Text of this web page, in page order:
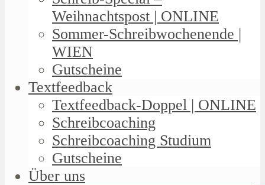
Weihnachtspost | ONLINE
Sommer-Schreibwochenende |
WIEN
Gutscheine
Textfeedback
Textfeedback-Doppel | ONLINE
Schreibcoaching
Schreibcoaching Studium
Gutscheine
Über uns